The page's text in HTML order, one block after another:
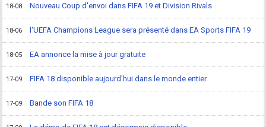
18-08 Nouveau Coup d'envoi dans FIFA 19 et Division Rivals
18-06 l'UEFA Champions League sera présenté dans EA Sports FIFA 19
18-05 EA annonce la mise à jour gratuite
17-09 FIFA 18 disponible aujourd'hui dans le monde entier
17-09 Bande son FIFA 18